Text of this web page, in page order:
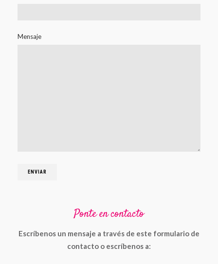
Mensaje
Ponte en contacto
Escríbenos un mensaje a través de este formulario de
contacto o escríbenos a: